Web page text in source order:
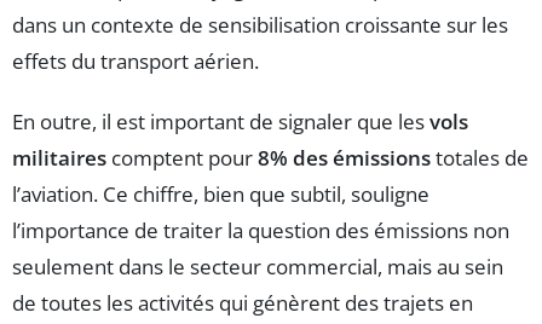
dans un contexte de sensibilisation croissante sur les
effets du transport aérien.
En outre, il est important de signaler que lesvols
militaires comptent pour8% des émissionstotales de
l’aviation. Ce chiffre, bien que subtil, souligne
l’importance de traiter la question des émissions non
seulement dans le secteur commercial, mais au sein
de toutes les activités qui génèrent des trajets en